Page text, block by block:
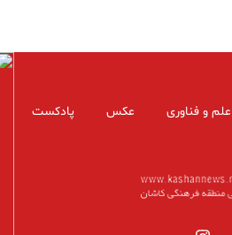
علم و فناوری عکس پادکست